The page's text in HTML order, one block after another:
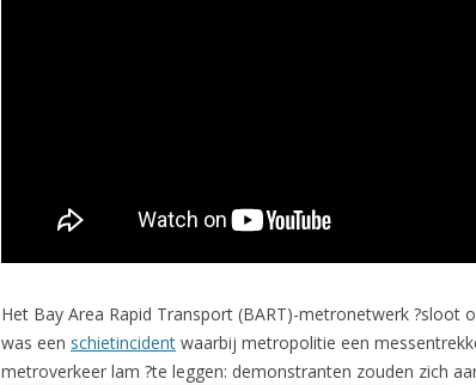
Het Bay Area Rapid Transport (BART)-metronetwerk ?sloot
was een schietincident waarbij metropolitie een
metroverkeer lam ?te leggen: demonstranten zouden zich